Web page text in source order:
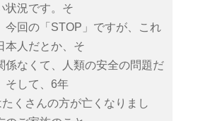
状況です。そ
今回の「STOP」ですが、これ
本人だとか、そ
係なくて、人類の安全の問題だ
そして、6年
くさんの方が亡くなりまし